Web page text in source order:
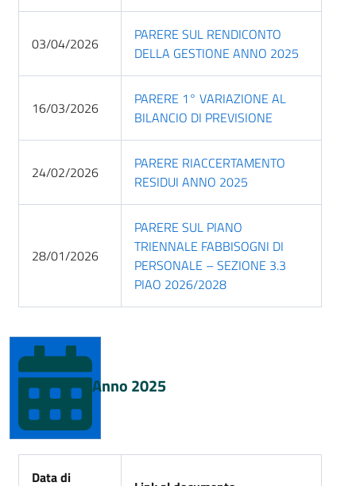
03/04/2026
PARERE SUL RENDICONTO
DELLA GESTIONE ANNO 2025
16/03/2026
PARERE 1° VARIAZIONE AL
BILANCIO DI PREVISIONE
24/02/2026
PARERE RIACCERTAMENTO
RESIDUI ANNO 2025
28/01/2026
PARERE SUL PIANO
TRIENNALE FABBISOGNI DI
PERSONALE – SEZIONE 3.3
PIAO 2026/2028
Anno 2025
Data di